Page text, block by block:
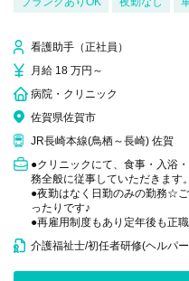
看護助手（正社員）
月給 18 万円～
病院・クリニック
佐賀県佐賀市
JR長崎本線(鳥栖～長崎) 佐賀
●クリニックにて、食事・入浴
務全般に従事していただきます。
●夜勤はなく日勤のみの勤務☆
ったりです♪
●再雇用制度もあり定年後も正
介護福祉士/初任者研修(ヘルパ